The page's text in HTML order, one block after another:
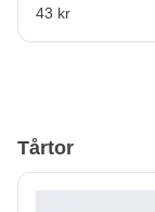
43 kr
Tårtor